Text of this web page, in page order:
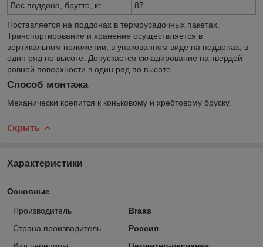
Вес поддона, брутто, кг
87
Поставляется на поддонах в термоусадочных пакетах.
Транспортирование и хранение осуществляется в
вертикальном положении, в упакованном виде на поддонах, в
один ряд по высоте. Допускается складирование на твердой
ровной поверхности в один ряд по высоте.
Способ монтажа
Механически крепится к коньковому и хребтовому бруску.
Скрыть
Характеристики
Основные
Производитель
Braas
Страна производитель
Россия